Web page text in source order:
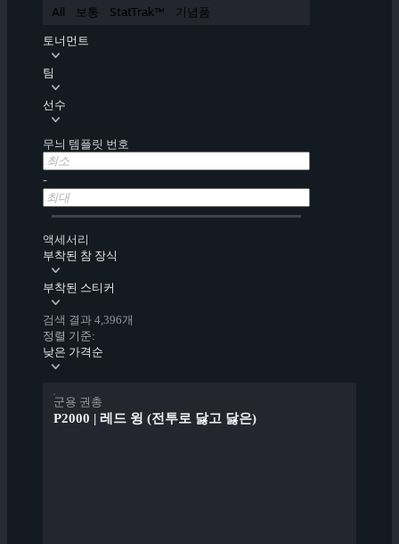
All 보통 StatTrak™ 기념품
토너먼트
팀
선수
무늬 템플릿 번호
-
액세서리
부착된 참 장식
부착된 스티커
검색 결과 4,396개
정렬 기준:
낮은 가격순
군용 권총
P2000 | 레드 윙 (전투로 닳고 닳은)